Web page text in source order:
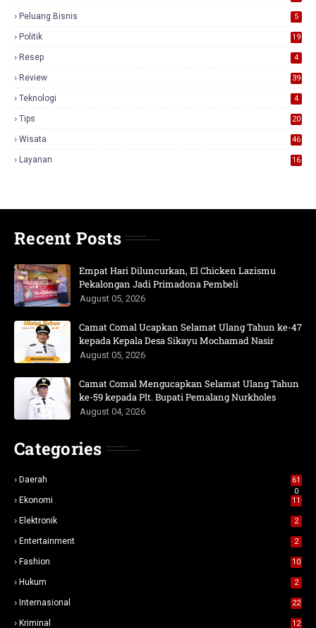
Peluang Bisnis 5
Politik 19
Resep 4
Review
39
Teknologi 4
Tips 20
Wisata 46
Layanan 16
Recent Posts
Empat Hari Diluncurkan, El Chicken Lazismu
Pekalongan Jadi Primadona Pembeli
August 05, 2026
Camat Comal Ucapkan Selamat Ulang Tahun ke-47
kepada Kepala Desa Sikayu Mochamad Nasir
August 05, 2026
Camat Comal Mengucapkan Selamat Ulang Tahun
ke-59 kepada Plt. Bupati Pemalang Nurkholes
August 04, 2026
Categories
Daerah
61
0
Ekonomi 11
Elektronik 2
Entertainment 2
Fashion 10
Hukum 2
Internasional 22
Kriminal 12